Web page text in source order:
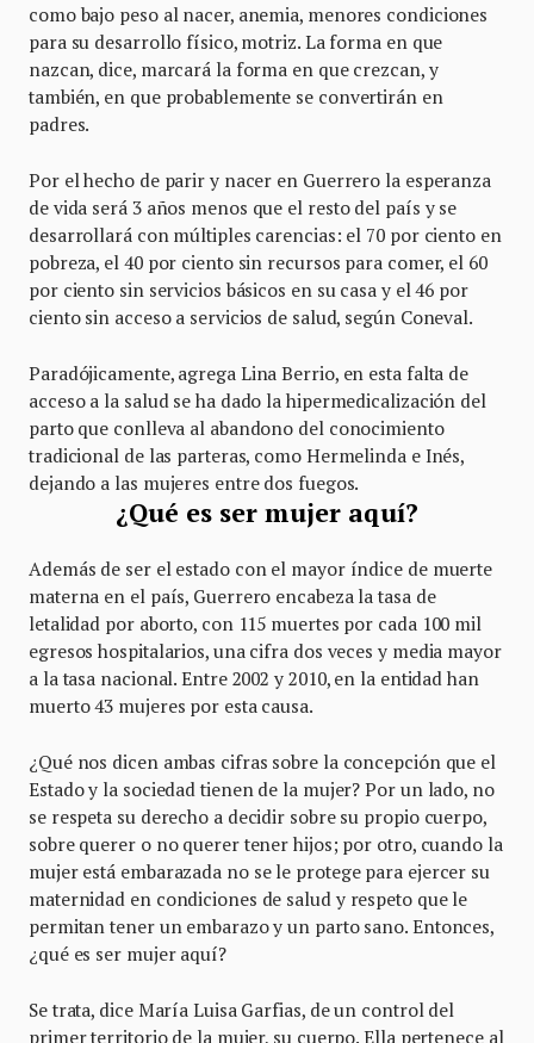
como bajo peso al nacer, anemia, menores condiciones
para su desarrollo físico, motriz. La forma en que
nazcan, dice, marcará la forma en que crezcan, y
también, en que probablemente se convertirán en
padres.
Por el hecho de parir y nacer en Guerrero la esperanza
de vida será 3 años menos que el resto del país y se
desarrollará con múltiples carencias: el 70 por ciento en
pobreza, el 40 por ciento sin recursos para comer, el 60
por ciento sin servicios básicos en su casa y el 46 por
ciento sin acceso a servicios de salud, según Coneval.
Paradójicamente, agrega Lina Berrio, en esta falta de
acceso a la salud se ha dado la hipermedicalización del
parto que conlleva al abandono del conocimiento
tradicional de las parteras, como Hermelinda e Inés,
dejando a las mujeres entre dos fuegos.
¿Qué es ser mujer aquí?
Además de ser el estado con el mayor índice de muerte
materna en el país, Guerrero encabeza la tasa de
letalidad por aborto, con 115 muertes por cada 100 mil
egresos hospitalarios, una cifra dos veces y media mayor
a la tasa nacional. Entre 2002 y 2010, en la entidad han
muerto 43 mujeres por esta causa.
¿Qué nos dicen ambas cifras sobre la concepción que el
Estado y la sociedad tienen de la mujer? Por un lado, no
se respeta su derecho a decidir sobre su propio cuerpo,
sobre querer o no querer tener hijos; por otro, cuando la
mujer está embarazada no se le protege para ejercer su
maternidad en condiciones de salud y respeto que le
permitan tener un embarazo y un parto sano. Entonces,
¿qué es ser mujer aquí?
Se trata, dice María Luisa Garfias, de un control del
primer territorio de la mujer, su cuerpo. Ella pertenece al